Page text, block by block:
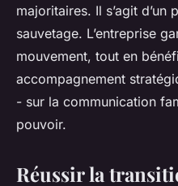
majoritaires. Il s’agit d’un
sauvetage. L’entreprise
mouvement, tout en
accompagnement
- sur la communication
pouvoir.
Réussir la